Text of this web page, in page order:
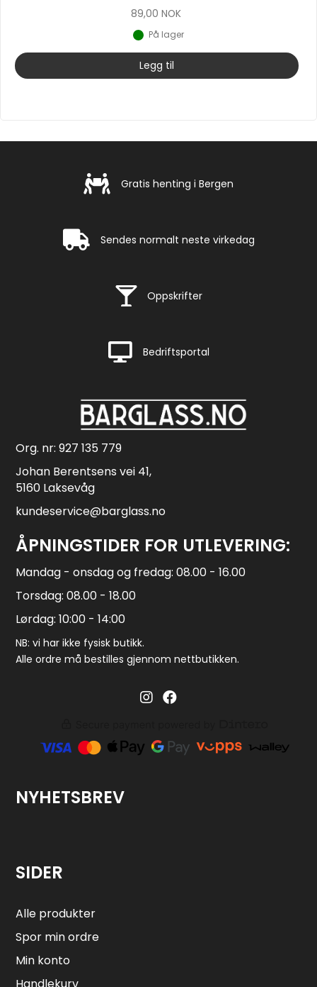
89,00 NOK
På lager
Legg til
Gratis henting i Bergen
Gratis henting i Bergen
Rask levering
Sendes normalt neste virkedag
Rask levering
Oppskrifter
Rask levering
Bedriftsportal
Org. nr: 927 135 779
Johan Berentsens vei 41,
5160 Laksevåg
kundeservice@barglass.no
ÅPNINGSTIDER FOR UTLEVERING:
Mandag - onsdag og fredag: 08.00 - 16.00
Torsdag: 08.00 - 18.00
Lørdag: 10:00 - 14:00
NB: vi har ikke fysisk butikk.
Alle ordre må bestilles gjennom nettbutikken.
Barglass.no instagram
Barglass facebook
NYHETSBREV
SIDER
Alle produkter
Spor min ordre
Min konto